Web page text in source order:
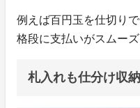
例えば百円玉を仕切り
格段に支払いがスムーズ
札入れも仕分け収